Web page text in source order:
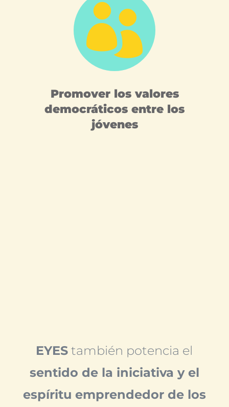

Promover los valores
democráticos entre los
jóvenes
EYES también potencia el
sentido de la iniciativa y el
espíritu emprendedor de los